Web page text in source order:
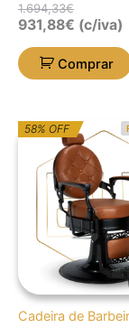
1.694,33€
931,88€ (c/iva)
Comprar
58% OFF
Cadeira de
O
preço
original
era:
O
preço
atual
é:
699,00€.